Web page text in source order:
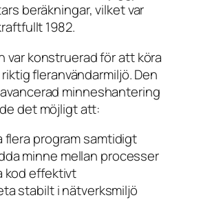
beräkningar, vilket var
1982.
var konstruerad för att köra
fleranvändarmiljö. Den
minneshantering
det möjligt att:
flera program samtidigt
minne mellan processer
kod effektivt
stabilt i nätverksmiljö